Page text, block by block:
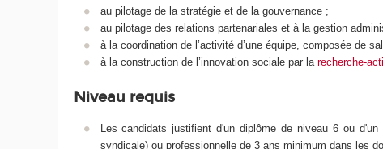
au pilotage de la stratégie et de la gouvernance ;
au pilotage des relations partenariales et à la gestion
à la coordination de l’activité d’une équipe, composée de
à la construction de l’innovation sociale par la recherche-
Niveau requis
Les candidats justifient d'un diplôme de niveau 6 ou
syndicale) ou professionnelle de 3 ans minimum dans les